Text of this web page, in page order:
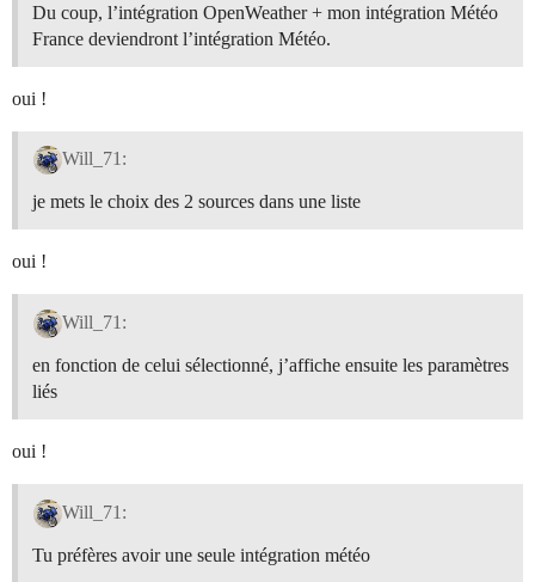
Du coup, l’intégration OpenWeather + mon intégration Météo
France deviendront l’intégration Météo.
oui !
Will_71:
je mets le choix des 2 sources dans une liste
oui !
Will_71:
en fonction de celui sélectionné, j’affiche ensuite les paramètres
liés
oui !
Will_71:
Tu préfères avoir une seule intégration météo